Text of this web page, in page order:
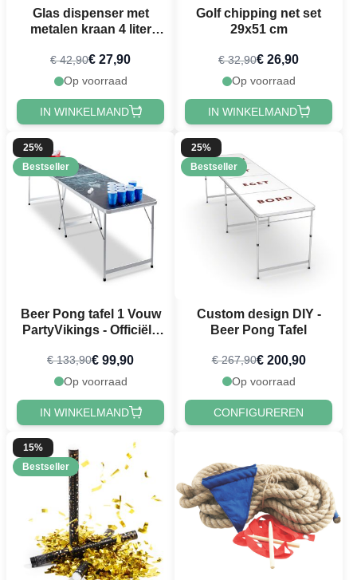
Glas dispenser met
metalen kraan 4 liter
€ 42,90€ 27,90
Op voorraad
IN WINKELMAND
Golf chipping net set
29x51 cm
€ 32,90€ 26,90
Op voorraad
IN WINKELMAND
25%
Bestseller
Beer Pong tafel 1 Vouw
PartyVikings - Officiële
€ 133,90€ 99,90
Op voorraad
IN WINKELMAND
25%
Bestseller
Custom design DIY -
Beer Pong Tafel
€ 267,90€ 200,90
Op voorraad
CONFIGUREREN
15%
Bestseller